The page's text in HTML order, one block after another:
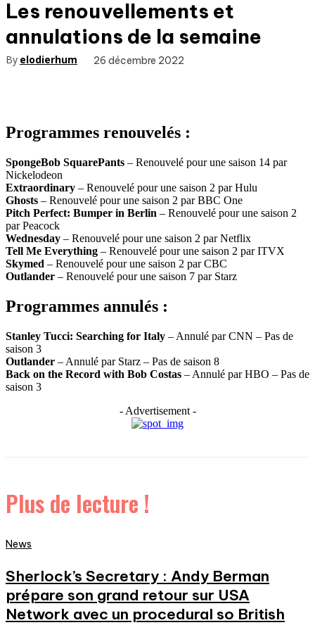
Les renouvellements et
annulations de la semaine
By elodierhum 26 décembre 2022
Programmes renouvelés :
SpongeBob SquarePants – Renouvelé pour une saison 14 par
Nickelodeon
Extraordinary – Renouvelé pour une saison 2 par Hulu
Ghosts – Renouvelé pour une saison 2 par BBC One
Pitch Perfect: Bumper in Berlin – Renouvelé pour une saison 2
par Peacock
Wednesday – Renouvelé pour une saison 2 par Netflix
Tell Me Everything – Renouvelé pour une saison 2 par ITVX
Skymed – Renouvelé pour une saison 2 par CBC
Outlander – Renouvelé pour une saison 7 par Starz
Programmes annulés :
Stanley Tucci: Searching for Italy – Annulé par CNN – Pas de
saison 3
Outlander – Annulé par Starz – Pas de saison 8
Back on the Record with Bob Costas – Annulé par HBO – Pas de
saison 3
- Advertisement -
Plus de lecture !
News
Sherlock’s Secretary : Andy Berman
prépare son grand retour sur USA
Network avec un procedural so British